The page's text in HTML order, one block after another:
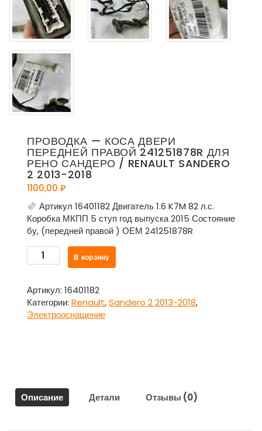
ПРОВОДКА — КОСА ДВЕРИ
ПЕРЕДНЕЙ ПРАВОЙ 241251878R ДЛЯ
РЕНО САНДЕРО / RENAULT SANDERO
2 2013-2018
1100,00 ₽
Артикул 16401182 Двигатель 1.6 K7M 82 л.с.
Коробка МКПП 5 ступ год выпуска 2015 Состояние
бу, (передней правой ) ОЕМ 241251878R
Количество
товара
-
коса
двери
Сандеро
/
В корзину
Артикул: 16401182
Категории: Renault,Sandero 2 2013-2018,
Электрооснащение
Описание Детали Отзывы (0)